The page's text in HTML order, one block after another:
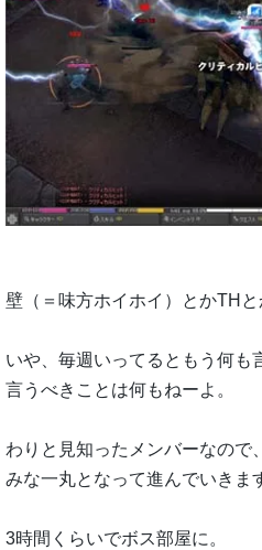
壁（＝味方ホイホイ）とかTHと
いや、毎週いってるともう何も
言うべきことは何もねーよ。
わりと見知ったメンバーなので、
みな一丸となって進んでいきま
3時間くらいでボス部屋に。